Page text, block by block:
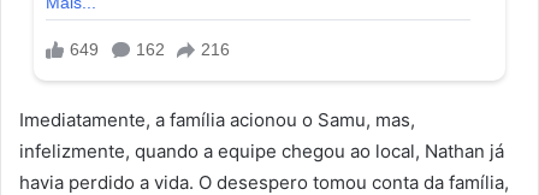
Imediatamente, a família acionou o Samu, mas,
infelizmente, quando a equipe chegou ao local, Nathan já
havia perdido a vida. O desespero tomou conta da família,